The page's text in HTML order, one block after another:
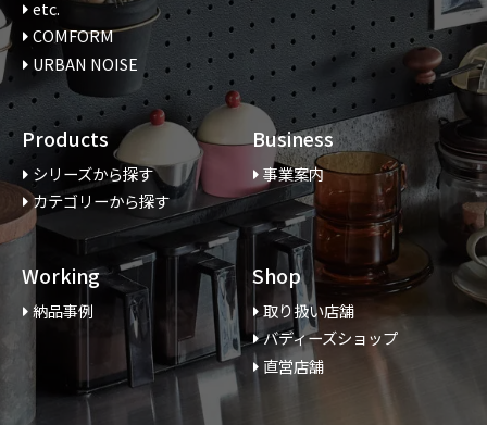
etc.
COMFORM
URBAN NOISE
Products
シリーズから探す
カテゴリーから探す
Business
事業案内
Working
納品事例
Shop
取り扱い店舗
バディーズショップ
直営店舗